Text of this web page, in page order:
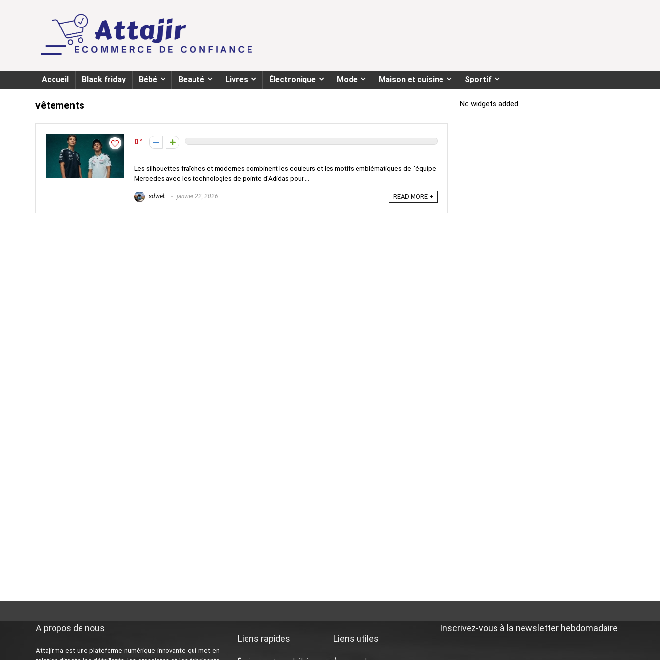
Accueil Black friday Bébé Beauté Livres Électronique Mode Maison et cuisine Sportif
vêtements
0
Les silhouettes fraîches et modernes combinent les couleurs et les motifs emblématiques de l'équipe
Mercedes avec les technologies de pointe d'Adidas pour ...
sdweb janvier 22, 2026 READ MORE +
No widgets added
A propos de nous
Attajir.ma est une plateforme numérique innovante qui met en
Liens rapides Liens utiles
Inscrivez-vous à la newsletter hebdomadaire